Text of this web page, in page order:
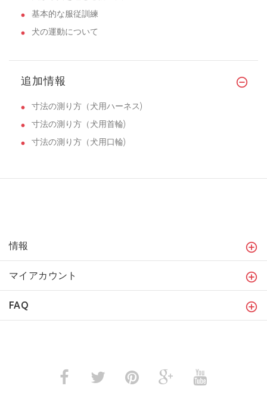
基本的な服従訓練
犬の運動について
追加情報
寸法の測り方（犬用ハーネス)
寸法の測り方（犬用首輪)
寸法の測り方（犬用口輪)
情報
マイアカウント
FAQ